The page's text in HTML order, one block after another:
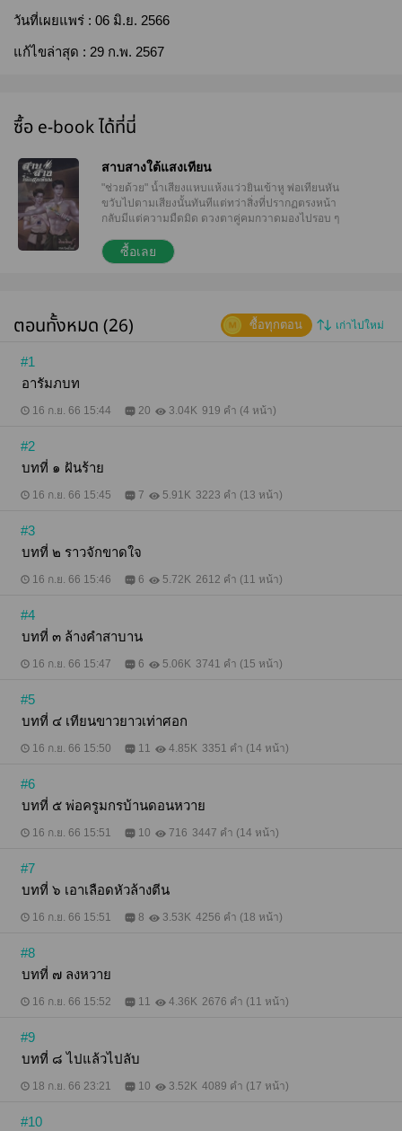
วันที่เผยแพร่ : 06 มิ.ย. 2566
แก้ไขล่าสุด : 29 ก.พ. 2567
ซื้อ e-book ได้ที่นี่
สาบสางใต้แสงเทียน
"ช่วยด้วย" น้ำเสียงแหบแห้งแว่วยินเข้าหู พ่อเทียนหัน
ขวับไปตามเสียงนั้นทันทีแต่ทว่าสิ่งที่ปรากฏตรงหน้า
กลับมีแต่ความมืดมิด ดวงตาคู่คมกวาดมองไปรอบ ๆ
ผุดขึ้นมาในห้วงคำนึงยังไม่ทันที่พ่อเทียนจักหาคำตอบ
ให้ตนเองได้ จู่ ๆ ก็มีแสงสว่างวาบพาดผ่านศีรษะเป็นทาง
พร้อมกับลมที่พัดกรรโชกส่งเสียงอื้ออึง "ช่วยข้าด้วย"ครา
นี้คล้ายกับว่าเสียงนั่นดังอยู่มิไกล พ่อเทียนสอดส่าย
พ่อเทียนผินใบหน้าไปตามคำว่า 'กงนี้' ทันที ทันใด
เงาร่างของผู้ใดสักคนนั่งคุดคู้อยู่ใต้โคนต้นไม้ เมื่อเห็น
ฟ้าใหม่ฝนใหม่มิควรหลบใต้ร่มไม้ใหญ่เช่นนี้หนา นั่นพ่อ
เช่นนั้น "ช่วยข้าออกไป!" น้ำเสียงแหบแห้งคล้ายออกคำ
เสียเลย พ่อเทียนชั่งใจอยู่ครู่หนึ่งก่อนที่จักพ่นลมหายใจ
หมายใจจักเข้าไปช่วยเหลือชายผู้นั้น ขืนชักช้าได้ฟ้าผ่า
ฟ้าเจ้ากรรมก็ดันผ่าซ้ำลงมาอีก คราวนี้ใกล้เสียจนหูดับ
นั้นกำลังถูกกระไรบางอย่างดึงกระชากจากด้านหลังจน
ตะโกนอย่างตื่นตระหนก ก่อนที่ร่างทั้งร่างจักลอยหวือขึ้น
เชือกเส้นใหญ่ดึงรั้งลำคอ แต่ทว่าทำอย่างไรก็ไม่สามารถ
ขยับตัวได้เลย เมื่อก้มมองท่อนขาของตนเองกลับพบเรื่อง
ที่น่าตกตะลึงมากกว่าเดิม เพราะสิ่งที่ไต่ตามตัวอยู่ใน
อย่างไรก็ไม่สามารถหลบหนีมันพ้น มันเพิ่มจำนวนขึ้น
สี่ กลิ่นซากศพเหม็นเน่าลอยเข้าจมูกชวนคลื่นเหียนจน
สุดสายตาของพ่อเทียนปรากฏชายผู้นั้นกำลังดิ้นรนเอา
ตัวรอด เชือกเส้นใหญ่รัดพันรอบลำคอกำลังสูบเอาลม
ช่วยข้า ด้วย" ชายผู้นั้นเอ่ยขึ้นด้วยความทรมาน พร้อม
เหตุการณ์ตรงหน้าเกิดขึ้นเพียงชั่วลมหายใจเข้าออกแต่
ซื้อเลย
ตอนทั้งหมด (26) เก่าไปใหม่
ซื้อทุกตอน
#1
อารัมภบท
16 ก.ย. 66 15:44 20 3.04K 919 คำ (4 หน้า)
#2
บทที่ ๑ ฝันร้าย
16 ก.ย. 66 15:45 7 5.91K 3223 คำ (13 หน้า)
#3
บทที่ ๒ ราวจักขาดใจ
16 ก.ย. 66 15:46 6 5.72K 2612 คำ (11 หน้า)
#4
บทที่ ๓ ล้างคำสาบาน
16 ก.ย. 66 15:47 6 5.06K 3741 คำ (15 หน้า)
#5
บทที่ ๔ เทียนขาวยาวเท่าศอก
16 ก.ย. 66 15:50 11 4.85K 3351 คำ (14 หน้า)
#6
บทที่ ๕ พ่อครูมกรบ้านดอนหวาย
16 ก.ย. 66 15:51 10 716 3447 คำ (14 หน้า)
#7
บทที่ ๖ เอาเลือดหัวล้างตีน
16 ก.ย. 66 15:51 8 3.53K 4256 คำ (18 หน้า)
#8
บทที่ ๗ ลงหวาย
16 ก.ย. 66 15:52 11 4.36K 2676 คำ (11 หน้า)
#9
บทที่ ๘ ไปแล้วไปลับ
18 ก.ย. 66 23:21 10 3.52K 4089 คำ (17 หน้า)
#10